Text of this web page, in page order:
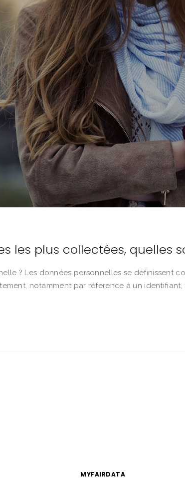
les plus collectées, quelles
? Les données personnelles se
notamment par référence à un identifiant,
MYFAIRDATA